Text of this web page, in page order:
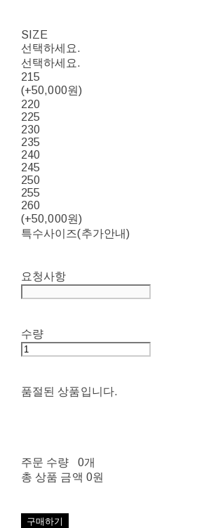
SIZE
선택하세요.
선택하세요.
215
(+50,000원)
220
225
230
235
240
245
250
255
260
(+50,000원)
특수사이즈(추가안내)
요청사항
수량
품절된 상품입니다.
주문 수량
0개
총 상품 금액 0원
구매하기